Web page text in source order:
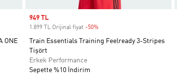
ONE
Sale price
949 TL
1.899 TL Orijinal fiyat -50%
Train Essentials Training Feelready 3-Stripes
Tişört
Erkek Performance
Sepette %10 İndirim